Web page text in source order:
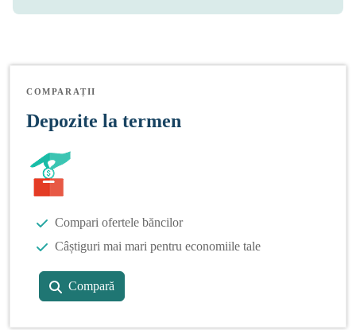
COMPARAȚII
Depozite la termen
Compari ofertele băncilor
Câștiguri mai mari pentru economiile tale
Compară